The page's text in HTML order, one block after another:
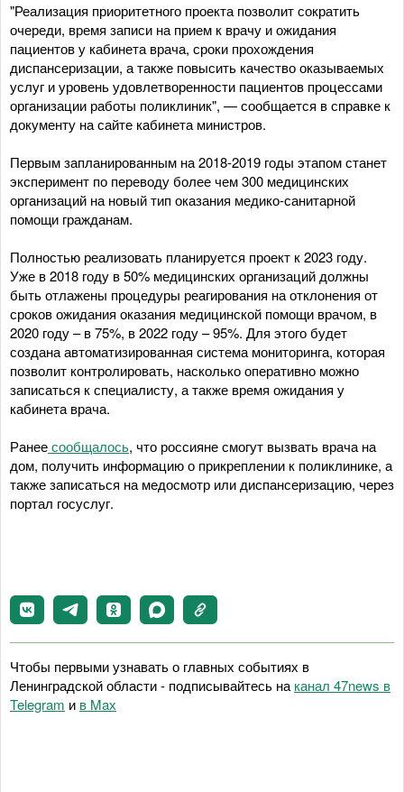
"Реализация приоритетного проекта позволит сократить
очереди, время записи на прием к врачу и ожидания
пациентов у кабинета врача, сроки прохождения
диспансеризации, а также повысить качество оказываемых
услуг и уровень удовлетворенности пациентов процессами
организации работы поликлиник", — сообщается в справке к
документу на сайте кабинета министров.
Первым запланированным на 2018-2019 годы этапом станет
эксперимент по переводу более чем 300 медицинских
организаций на новый тип оказания медико-санитарной
помощи гражданам.
Полностью реализовать планируется проект к 2023 году.
Уже в 2018 году в 50% медицинских организаций должны
быть отлажены процедуры реагирования на отклонения от
сроков ожидания оказания медицинской помощи врачом, в
2020 году – в 75%, в 2022 году – 95%. Для этого будет
создана автоматизированная система мониторинга, которая
позволит контролировать, насколько оперативно можно
записаться к специалисту, а также время ожидания у
кабинета врача.
Ранеесообщалось, что россияне смогут вызвать врача на
дом, получить информацию о прикреплении к поликлинике, а
также записаться на медосмотр или диспансеризацию, через
портал госуслуг.
Чтобы первыми узнавать о главных событиях в
Ленинградской области - подписывайтесь на канал 47news в
Telegram и в Maх